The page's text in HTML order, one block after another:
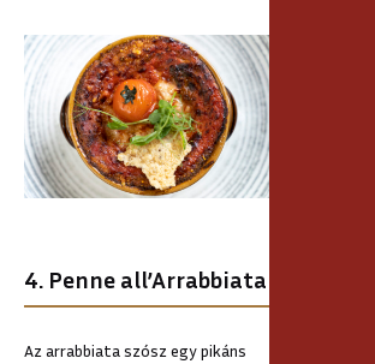
4. Penne all’Arrabbiata
Az arrabbiata szósz egy pikáns